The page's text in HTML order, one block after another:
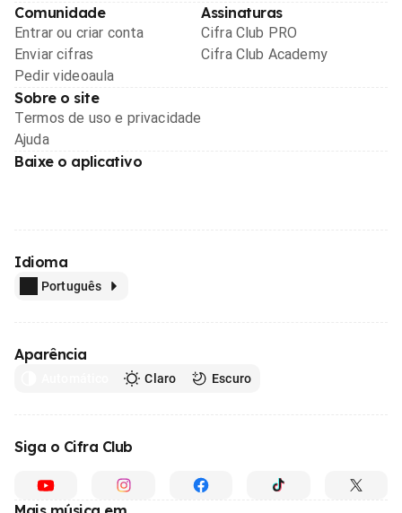
Comunidade
Entrar ou criar conta
Enviar cifras
Pedir videoaula
Assinaturas
Cifra Club PRO
Cifra Club Academy
Sobre o site
Termos de uso e privacidade
Ajuda
Baixe o aplicativo
Idioma
Português
Aparência
Claro Escuro
Siga o Cifra Club